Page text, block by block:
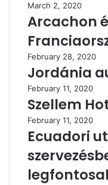
March 2, 2020
Arcachon
February 28, 2020
Jordánia
February 11, 2020
Szellem
February 11, 2020
Ecuadori